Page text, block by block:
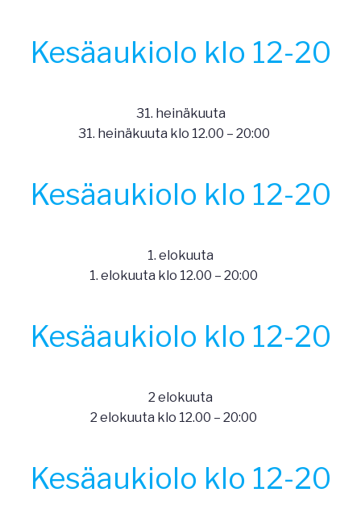
Kesäaukiolo klo 12-20
31. heinäkuuta
31. heinäkuuta klo 12.00 – 20:00
Kesäaukiolo klo 12-20
1. elokuuta
1. elokuuta klo 12.00 – 20:00
Kesäaukiolo klo 12-20
2 elokuuta
2 elokuuta klo 12.00 – 20:00
Kesäaukiolo klo 12-20